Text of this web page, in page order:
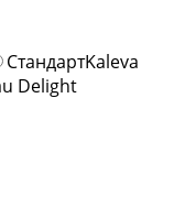
СтандартKaleva
Delight